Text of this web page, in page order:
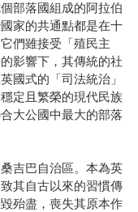
部落國組成的阿拉伯
家的共通點都是在十
們雖接受「殖民主
影響下，其傳統的社
國式的「司法統治」
定且繁榮的現代民族
大公國中最大的部落
吉巴自治區。本為英
其自古以來的習慣傳
殆盡，喪失其原本作